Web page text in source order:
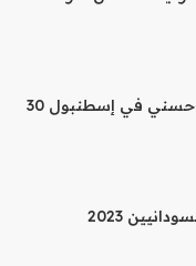
حفل إسطورة العرب تامر حسني في إسطنبول 30
2023